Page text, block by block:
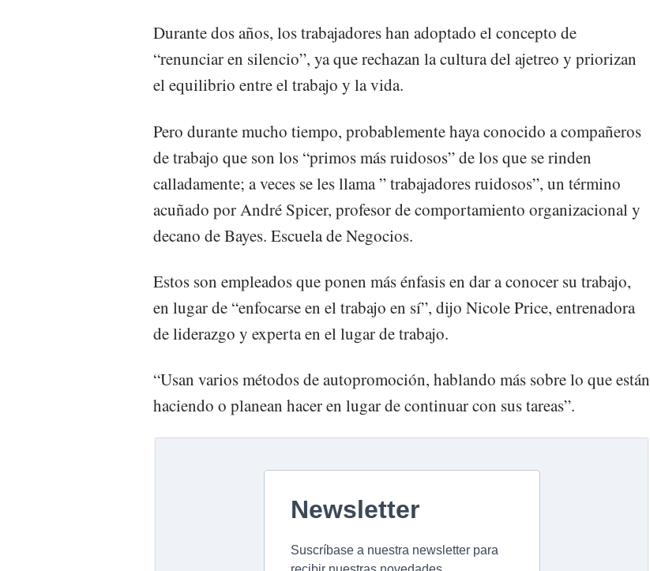
Durante dos años, los trabajadores han adoptado el concepto de
“renunciar en silencio”, ya que rechazan la cultura del ajetreo y priorizan
el equilibrio entre el trabajo y la vida.
Pero durante mucho tiempo, probablemente haya conocido a compañeros
de trabajo que son los “primos más ruidosos” de los que se rinden
calladamente; a veces se les llama ” trabajadores ruidosos”, un término
acuñado por André Spicer, profesor de comportamiento organizacional y
decano de Bayes. Escuela de Negocios.
Estos son empleados que ponen más énfasis en dar a conocer su trabajo,
en lugar de “enfocarse en el trabajo en sí”, dijo Nicole Price, entrenadora
de liderazgo y experta en el lugar de trabajo.
“Usan varios métodos de autopromoción, hablando más sobre lo que están
haciendo o planean hacer en lugar de continuar con sus tareas”.